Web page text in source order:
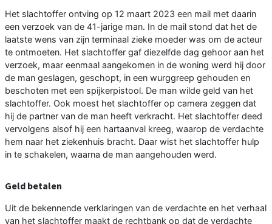
Het slachtoffer ontving op 12 maart 2023 een mail met daarin
een verzoek van de 41-jarige man. In de mail stond dat het de
laatste wens van zijn terminaal zieke moeder was om de acteur
te ontmoeten. Het slachtoffer gaf diezelfde dag gehoor aan het
verzoek, maar eenmaal aangekomen in de woning werd hij door
de man geslagen, geschopt, in een wurggreep gehouden en
beschoten met een spijkerpistool. De man wilde geld van het
slachtoffer. Ook moest het slachtoffer op camera zeggen dat
hij de partner van de man heeft verkracht. Het slachtoffer deed
vervolgens alsof hij een hartaanval kreeg, waarop de verdachte
hem naar het ziekenhuis bracht. Daar wist het slachtoffer hulp
in te schakelen, waarna de man aangehouden werd.
Geld betalen
Uit de bekennende verklaringen van de verdachte en het verhaal
van het slachtoffer maakt de rechtbank op dat de verdachte